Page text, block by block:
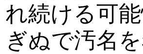
れ続ける可
ぎぬで汚名